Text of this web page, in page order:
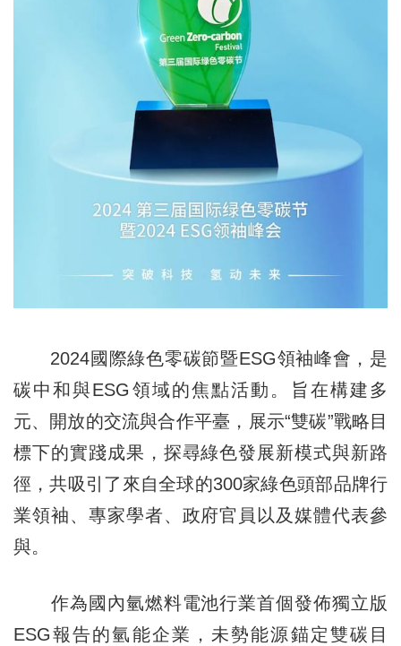
2024國際綠色零碳節暨ESG領袖峰會，是
碳中和與ESG領域的焦點活動。旨在構建多
元、開放的交流與合作平臺，展示“雙碳”戰略目
標下的實踐成果，探尋綠色發展新模式與新路
徑，共吸引了來自全球的300家綠色頭部品牌行
業領袖、專家學者、政府官員以及媒體代表參
與。
作為國內氫燃料電池行業首個發佈獨立版
ESG報告的氫能企業，未勢能源錨定雙碳目